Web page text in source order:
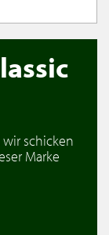
wir schicken
Marke